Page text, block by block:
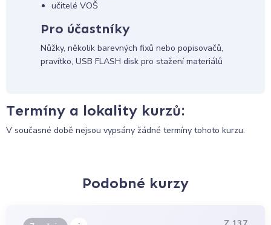
učitelé VOŠ
Pro účastníky
Nůžky, několik barevných fixů nebo popisovačů,
pravítko, USB FLASH disk pro stažení materiálů
Termíny a lokality kurzů:
V současné době nejsou vypsány žádné termíny tohoto kurzu.
Podobné kurzy